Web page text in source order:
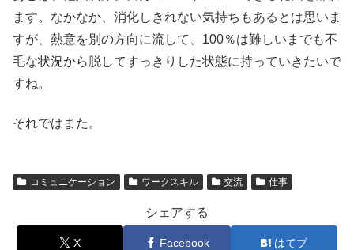
ます。なかなか、消化しきれない気持ちもあるとは思いま
すが、熱意を別の方向に流して、100％は難しいまでも不
毛な状況から脱してすっきりした状態に持っていきたいで
すね。
それではまた。
コミュニケーション ワークスキル 交流 仕事
シェアする
X Facebook はてブ